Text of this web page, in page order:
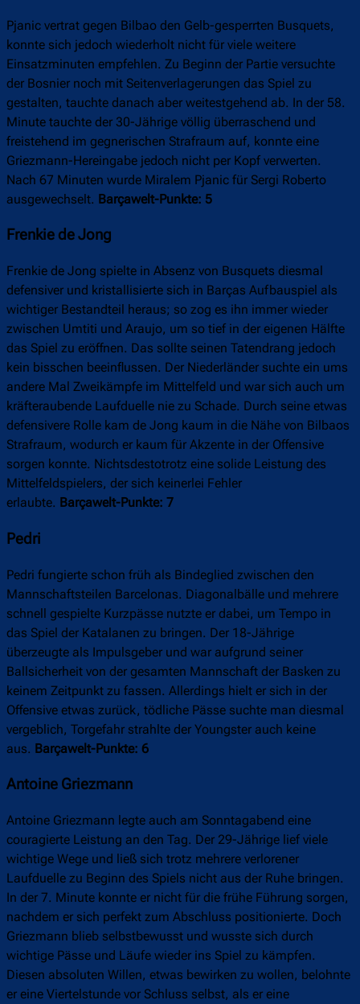
Pjanic vertrat gegen Bilbao den Gelb-gesperrten Busquets,
konnte sich jedoch wiederholt nicht für viele weitere
Einsatzminuten empfehlen. Zu Beginn der Partie versuchte
der Bosnier noch mit Seitenverlagerungen das Spiel zu
gestalten, tauchte danach aber weitestgehend ab. In der 58.
Minute tauchte der 30-Jährige völlig überraschend und
freistehend im gegnerischen Strafraum auf, konnte eine
Griezmann-Hereingabe jedoch nicht per Kopf verwerten.
Nach 67 Minuten wurde Miralem Pjanic für Sergi Roberto
ausgewechselt. Barçawelt-Punkte: 5
Frenkie de Jong
Frenkie de Jong spielte in Absenz von Busquets diesmal
defensiver und kristallisierte sich in Barças Aufbauspiel als
wichtiger Bestandteil heraus; so zog es ihn immer wieder
zwischen Umtiti und Araujo, um so tief in der eigenen Hälfte
das Spiel zu eröffnen. Das sollte seinen Tatendrang jedoch
kein bisschen beeinflussen. Der Niederländer suchte ein ums
andere Mal Zweikämpfe im Mittelfeld und war sich auch um
kräfteraubende Laufduelle nie zu Schade. Durch seine etwas
defensivere Rolle kam de Jong kaum in die Nähe von Bilbaos
Strafraum, wodurch er kaum für Akzente in der Offensive
sorgen konnte. Nichtsdestotrotz eine solide Leistung des
Mittelfeldspielers, der sich keinerlei Fehler
erlaubte. Barçawelt-Punkte: 7
Pedri
Pedri fungierte schon früh als Bindeglied zwischen den
Mannschaftsteilen Barcelonas. Diagonalbälle und mehrere
schnell gespielte Kurzpässe nutzte er dabei, um Tempo in
das Spiel der Katalanen zu bringen. Der 18-Jährige
überzeugte als Impulsgeber und war aufgrund seiner
Ballsicherheit von der gesamten Mannschaft der Basken zu
keinem Zeitpunkt zu fassen. Allerdings hielt er sich in der
Offensive etwas zurück, tödliche Pässe suchte man diesmal
vergeblich, Torgefahr strahlte der Youngster auch keine
aus. Barçawelt-Punkte: 6
Antoine Griezmann
Antoine Griezmann legte auch am Sonntagabend eine
couragierte Leistung an den Tag. Der 29-Jährige lief viele
wichtige Wege und ließ sich trotz mehrere verlorener
Laufduelle zu Beginn des Spiels nicht aus der Ruhe bringen.
In der 7. Minute konnte er nicht für die frühe Führung sorgen,
nachdem er sich perfekt zum Abschluss positionierte. Doch
Griezmann blieb selbstbewusst und wusste sich durch
wichtige Pässe und Läufe wieder ins Spiel zu kämpfen.
Diesen absoluten Willen, etwas bewirken zu wollen, belohnte
er eine Viertelstunde vor Schluss selbst, als er eine